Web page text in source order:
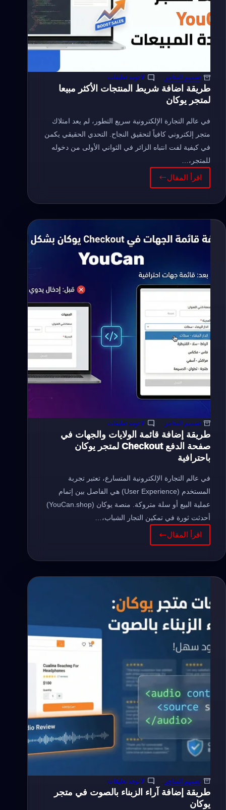
تصميم المتاجر لا توجد تعليقات
طريقة اضافة شريط المنتجات الأكثر مبيعا
لمتجر يوكان
في عالم التجارة الإلكترونية سريع التطور، لم يعد امتلاك
متجر إلكتروني كافياً لتحقيق النجاح. التحدي الحقيقي يكمن
في كيفية لفت انتباه الزائر في الثواني الأولى من دخوله
للمتجر،…
اقرأ المقال
طريقة
الأكثر
يوكان
تصميم المتاجر لا توجد تعليقات
طريقة إضافة قائمة الولايات والجهات في
صفحة الدفع Checkout لمتجر يوكان
باحترافية
في عالم التجارة الإلكترونية المتسارع، تعتبر تجربة
المستخدم (User Experience) هي الفاصل بين إتمام
عملية البيع أو سلة متروكة. منصة يوكان (YouCan.shop)
أحدثت ثورة في تمكين التجار الشباب،…
اقرأ المقال
طريقة
والجهات
في
صفحة
Checkout
لمتجر
باحترافية
تصميم المتاجر لا توجد تعليقات
طريقة إضافة آراء الزبناء بالصوت في متجر
يوكان